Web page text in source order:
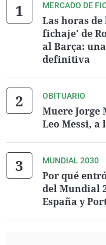
MERCADO DE
Las horas
fichaje' de
al Barça:
definitiva
OBITUARIO
Muere Jorge
Leo Messi, a
MUNDIAL 2030
Por qué
del Mundial
España y